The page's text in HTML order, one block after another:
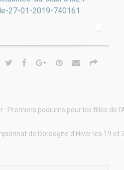
27-01-2019-740161
: Premiers podiums pour les filles de
de Dordogne d’Hiver les 19 et